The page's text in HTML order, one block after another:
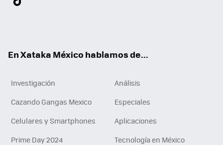
En Xataka México hablamos de...
Investigación
Análisis
Cazando Gangas Mexico
Especiales
Celulares y Smartphones
Aplicaciones
Prime Day 2024
Tecnología en México